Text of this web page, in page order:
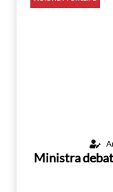
Ministra